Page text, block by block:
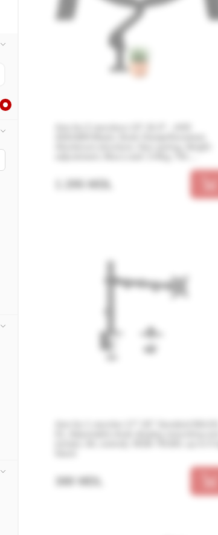
'-90°~+85°, Swivel:180°, Rotation:360°,
Hidden cable management, VESA 75/100
1 295 MDL
369 MDL